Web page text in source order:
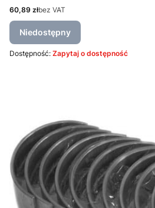
Cena
60,89 złbez VAT
Niedostępny
Dostępność: Zapytaj o dostępność